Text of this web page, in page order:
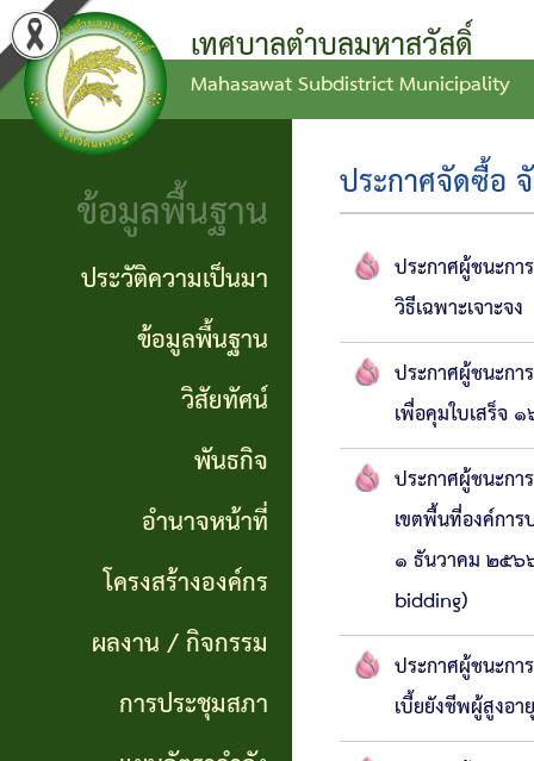
ข่าว
ประกาศ
ทั่วไป
ประกาศ
จัดซื้อ
จัดจ้าง
รายงาน
จัดซื้อ
จัดจ้าง
ข่าว
ข้อ
งบ
ประมาณ
แผน
พัฒนา
แผนการ
ดำเนิน
งาน
แผนการ
จัดซื้อ
ประวัติ
เป็นมา
ข้อมูล
พื้น
ฐาน
กิจ
หน้าที่
เทศบาลตำบลมหาสวัสดิ์
Mahasawat Subdistrict Municipality
ข้อมูลพื้นฐาน
ประวัติความเป็นมา
ข้อมูลพื้นฐาน
วิสัยทัศน์
พันธกิจ
อำนาจหน้าที่
โครงสร้างองค์กร
ผลงาน / กิจกรรม
การประชุมสภา
ประกาศจัดซื้อ
ประกาศผู้ชนะก
วิธีเฉพาะเจาะจง
ประกาศผู้ชนะก
เพื่อคุมใบเสร็จ
ประกาศผู้ชนะกา
เขตพื้นที่องค์กา
๑ ธันวาคม ๒๕๖
bidding)
ประกาศผู้ชนะกา
เบี้ยยังชีพผู้สูงอ